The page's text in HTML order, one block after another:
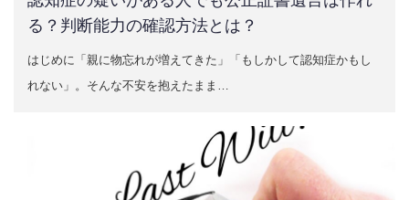
る？判断能力の確認方法とは？
はじめに「親に物忘れが増えてきた」「もしかして認知症かもし
れない」。そんな不安を抱えたまま…